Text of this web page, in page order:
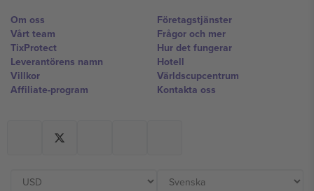
Om oss
Vårt team
TixProtect
Leverantörens namn
Villkor
Affiliate-program
Företagstjänster
Frågor och mer
Hur det fungerar
Hotell
Världscupcentrum
Kontakta oss